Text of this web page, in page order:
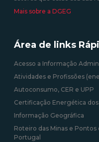
Mais sobre a DGEG
Área de links
Acesso a Informação
Atividades e Profissões
Autoconsumo, CER e UPP
Certificação Energética
Informação Geográfica
Roteiro das Minas e
Portugal